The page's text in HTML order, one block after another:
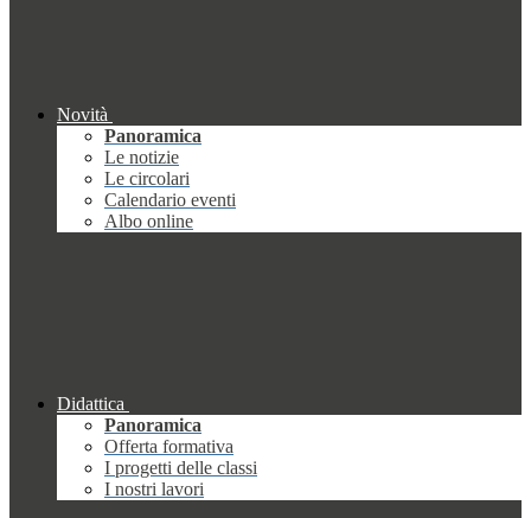
Novità
Panoramica
Le notizie
Le circolari
Calendario eventi
Albo online
Didattica
Panoramica
Offerta formativa
I progetti delle classi
I nostri lavori